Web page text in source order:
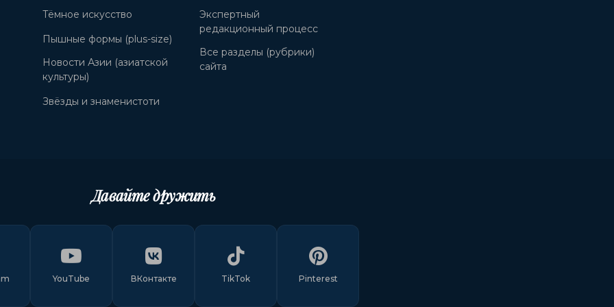
Тёмное искусство
Пышные формы (plus-size)
Новости Азии (азиатской
культуры)
Звёзды и знаменистоти
Экспертный
редакционный процесс
Все разделы (рубрики)
сайта
Давайте дружить
YouTube ВКонтакте TikTok Pinterest